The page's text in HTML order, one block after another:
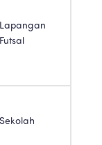
Lapangan
Futsal
Sekolah